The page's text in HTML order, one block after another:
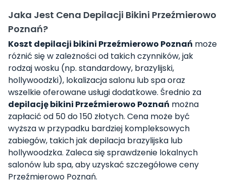
Jaka Jest Cena Depilacji Bikini Przeźmierowo
Poznań?
Koszt depilacji bikini Przeźmierowo Poznań może
różnić się w zależności od takich czynników, jak
rodzaj wosku (np. standardowy, brazylijski,
hollywoodzki), lokalizacja salonu lub spa oraz
wszelkie oferowane usługi dodatkowe. Średnio za
depilację bikini Przeźmierowo Poznań można
zapłacić od 50 do 150 złotych. Cena może być
wyższa w przypadku bardziej kompleksowych
zabiegów, takich jak depilacja brazylijska lub
hollywoodzka. Zaleca się sprawdzenie lokalnych
salonów lub spa, aby uzyskać szczegółowe ceny
Przeźmierowo Poznań.